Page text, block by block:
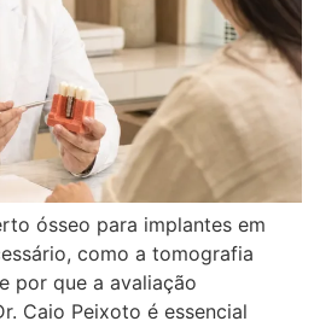
ósseo para implantes em
como a tomografia
por que a avaliação
Caio Peixoto é essencial